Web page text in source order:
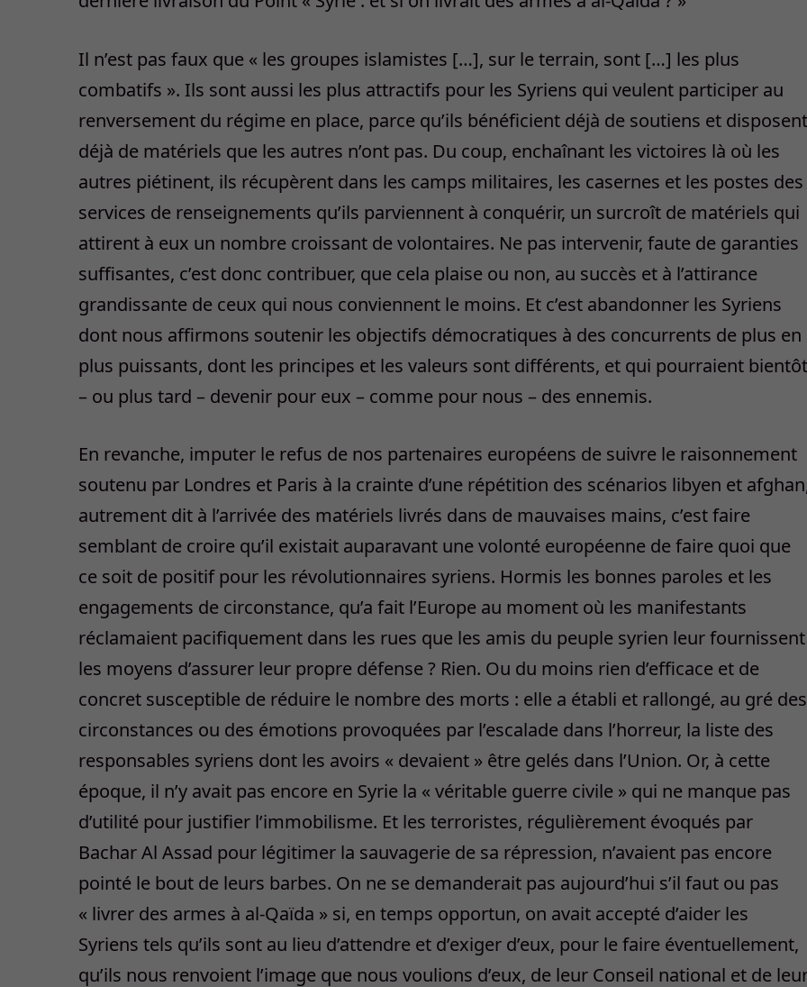
Il n’est pas faux que « les groupes islamistes […], sur le terrain, sont […] les plus
combatifs ». Ils sont aussi les plus attractifs pour les Syriens qui veulent participer au
renversement du régime en place, parce qu’ils bénéficient déjà de soutiens et disposent
déjà de matériels que les autres n’ont pas. Du coup, enchaînant les victoires là où les
autres piétinent, ils récupèrent dans les camps militaires, les casernes et les postes des
services de renseignements qu’ils parviennent à conquérir, un surcroît de matériels qui
attirent à eux un nombre croissant de volontaires. Ne pas intervenir, faute de garanties
suffisantes, c’est donc contribuer, que cela plaise ou non, au succès et à l’attirance
grandissante de ceux qui nous conviennent le moins. Et c’est abandonner les Syriens
dont nous affirmons soutenir les objectifs démocratiques à des concurrents de plus en
plus puissants, dont les principes et les valeurs sont différents, et qui pourraient bientôt
– ou plus tard – devenir pour eux – comme pour nous – des ennemis.
En revanche, imputer le refus de nos partenaires européens de suivre le raisonnement
soutenu par Londres et Paris à la crainte d’une répétition des scénarios libyen et
autrement dit à l’arrivée des matériels livrés dans de mauvaises mains, c’est faire
semblant de croire qu’il existait auparavant une volonté européenne de faire quoi que
ce soit de positif pour les révolutionnaires syriens. Hormis les bonnes paroles et les
engagements de circonstance, qu’a fait l’Europe au moment où les manifestants
réclamaient pacifiquement dans les rues que les amis du peuple syrien leur fournissent
les moyens d’assurer leur propre défense ? Rien. Ou du moins rien d’efficace et de
concret susceptible de réduire le nombre des morts : elle a établi et rallongé, au gré des
circonstances ou des émotions provoquées par l’escalade dans l’horreur, la liste des
responsables syriens dont les avoirs « devaient » être gelés dans l’Union. Or, à cette
époque, il n’y avait pas encore en Syrie la « véritable guerre civile » qui ne manque pas
d’utilité pour justifier l’immobilisme. Et les terroristes, régulièrement évoqués par
Bachar Al Assad pour légitimer la sauvagerie de sa répression, n’avaient pas encore
pointé le bout de leurs barbes. On ne se demanderait pas aujourd’hui s’il faut ou pas
« livrer des armes à al-Qaïda » si, en temps opportun, on avait accepté d’aider les
Syriens tels qu’ils sont au lieu d’attendre et d’exiger d’eux, pour le faire éventuellement,
qu’ils nous renvoient l’image que nous voulions d’eux, de leur Conseil national et de